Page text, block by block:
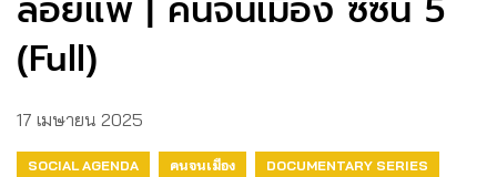
ลอยแพ | คนจนเมือง ซีซัน 5
(Full)
17 เมษายน 2025
SOCIAL AGENDA คนจนเมือง DOCUMENTARY SERIES